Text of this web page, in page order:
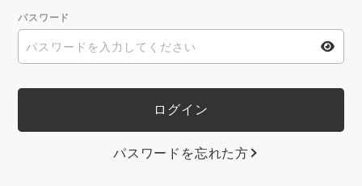
パスワード
パスワードを忘れた方